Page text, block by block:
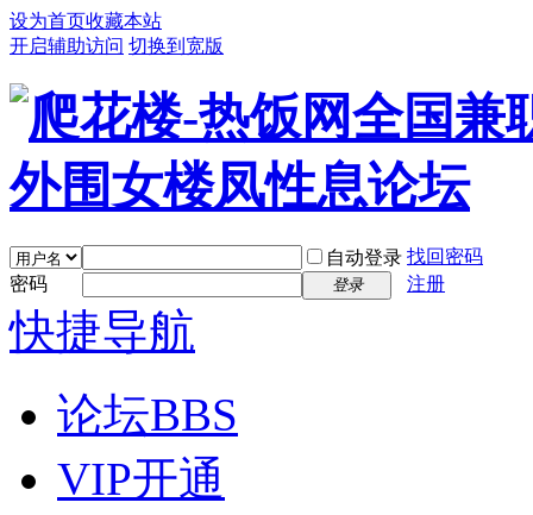
设为首页收藏本站
开启辅助访问 切换到宽版
自动登录 找回密码
密码
登录 注册
快捷导航
论坛BBS
VIP开通